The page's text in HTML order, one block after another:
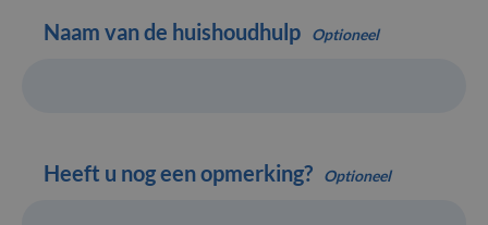
Naam van de huishoudhulp
Heeft u nog een opmerking?